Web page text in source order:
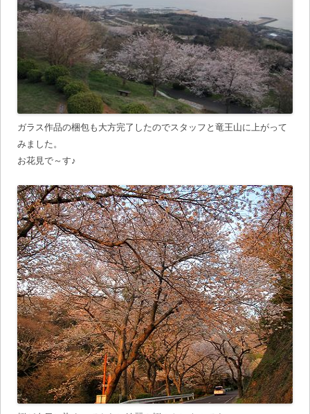
ガラス作品の梱包も大方完了したのでスタッフと竜王山に上がって
みました。
お花見で～す♪